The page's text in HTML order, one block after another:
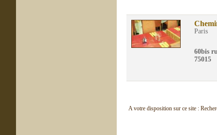
Paris
60bis
75015
A votre disposition sur ce site :